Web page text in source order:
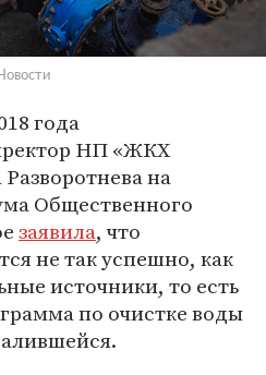
года
НП «ЖКХ
на
Общественного
заявила, что
не так успешно, как
источники, то есть
по очистке воды